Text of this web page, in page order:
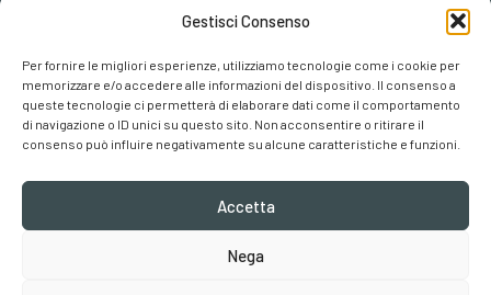
Gestisci Consenso
Per fornire le migliori esperienze, utilizziamo tecnologie come i cookie per
memorizzare e/o accedere alle informazioni del dispositivo. Il consenso a
queste tecnologie ci permetterà di elaborare dati come il comportamento
di navigazione o ID unici su questo sito. Non acconsentire o ritirare il
consenso può influire negativamente su alcune caratteristiche e funzioni.
Accetta
Nega
Cookie policy
Preferenze cookies